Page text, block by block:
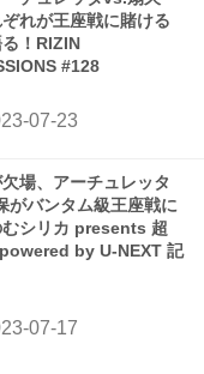
れが王座戦に賭ける
！RIZIN
#128
場、アーチュレッタ
がバンタム級王座戦に
むシリカ presents 超
by U-NEXT 記